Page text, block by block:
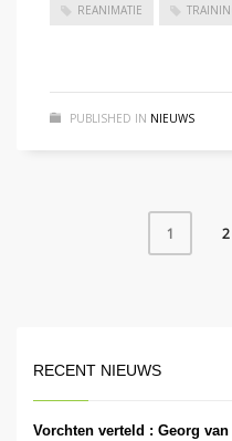
REANIMATIE
PUBLISHED IN NIEUWS
1 2
RECENT NIEUWS
Vorchten verteld : Georg